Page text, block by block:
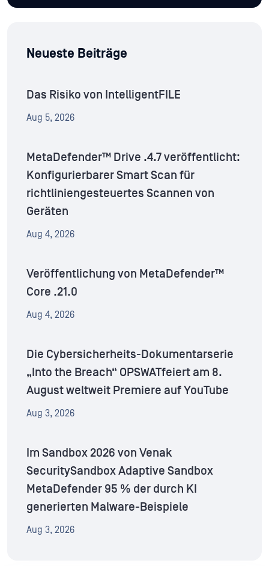
Neueste Beiträge
Das Risiko von IntelligentFILE
Aug 5, 2026
MetaDefender™ Drive .4.7 veröffentlicht:
Konfigurierbarer Smart Scan für
richtliniengesteuertes Scannen von
Geräten
Aug 4, 2026
Veröffentlichung von MetaDefender™
Core .21.0
Aug 4, 2026
Die Cybersicherheits-Dokumentarserie
„Into the Breach“ OPSWATfeiert am 8.
August weltweit Premiere auf YouTube
Aug 3, 2026
Im Sandbox 2026 von Venak
SecuritySandbox Adaptive Sandbox
MetaDefender 95 % der durch KI
generierten Malware-Beispiele
Aug 3, 2026